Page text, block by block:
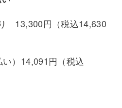
13,300円（税込14,630
）14,091円（税込